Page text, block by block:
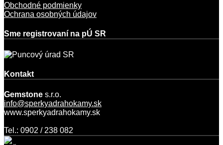
Obchodné podmienky
Ochrana osobných údajov
Sme registrovaní na pÚ SR
Kontakt
Gemstone s.r.o.
info@sperkyadrahokamy.sk
www.sperkyadrahokamy.sk
Tel.: 0902 / 238 082